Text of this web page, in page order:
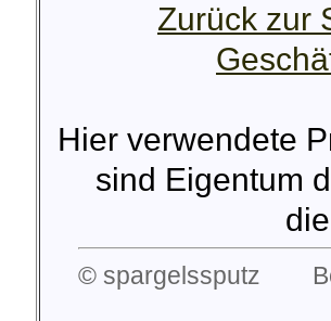
Zurück zur
Hier verwendete
sind Eigentum
© spargelssputz